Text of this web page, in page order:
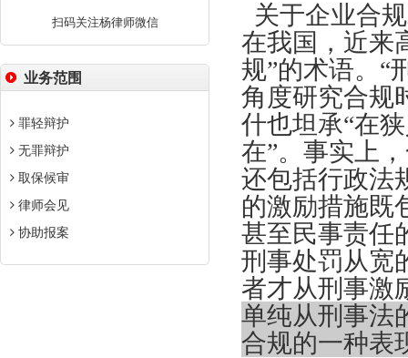
扫码关注杨律师微信
业务范围
罪轻辩护
无罪辩护
取保候审
律师会见
协助报案
关于企业合
在我国，近来
规”的术语。“
角度研究合规
什也坦承“在
在”。事实上
还包括行政法
的激励措施既
甚至民事责任
刑事处罚从宽
者才从刑事激
单纯从刑事法
合规的一种表